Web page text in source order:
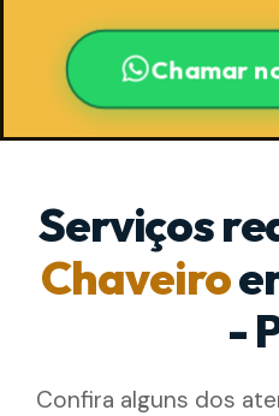
Chamar
Serviços
Chaveiro
-
Confira alguns dos